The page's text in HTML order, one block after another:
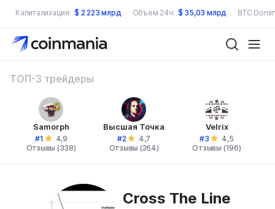
Капитализация: $ 2 223 млрд Объем 24ч: $ 35,03 млрд BTC
ТОП-3 трейдеры
Samorph
#1
4,9
Отзывы (338)
Высшая Точка
#2
4,7
Отзывы (264)
Velrix
#3
4,5
Отзывы (196)
Cross The Line